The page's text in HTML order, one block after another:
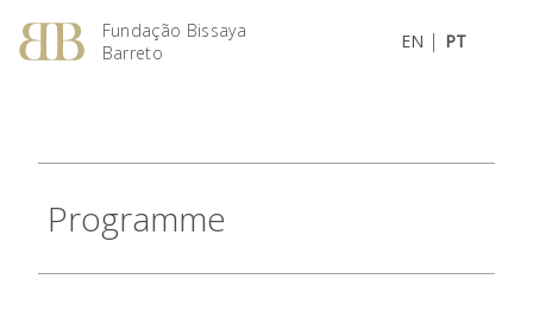
Fundação Bissaya
Barreto
EN | PT
Programme